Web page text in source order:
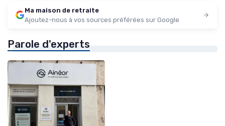
Ma maison de retraite
Ajoutez-nous à vos sources préférées sur Google
Parole d'experts